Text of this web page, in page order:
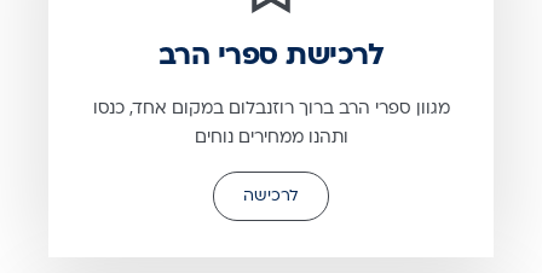
לרכישת ספרי הרב
מגוון ספרי הרב ברוך רוזנבלום במקום אחד, כנסו
ותהנו ממחירים נוחים
לרכישה